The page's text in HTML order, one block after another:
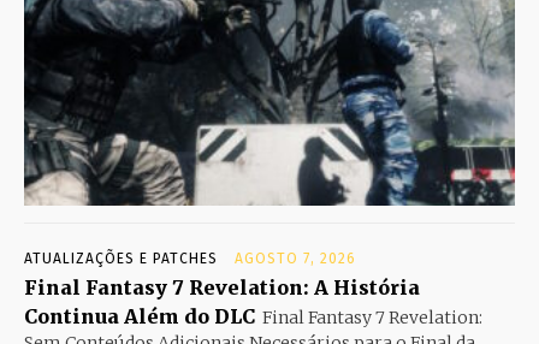
ATUALIZAÇÕES E PATCHES AGOSTO 7, 2026
Final Fantasy 7 Revelation: A História
Continua Além do DLC Final Fantasy 7 Revelation: